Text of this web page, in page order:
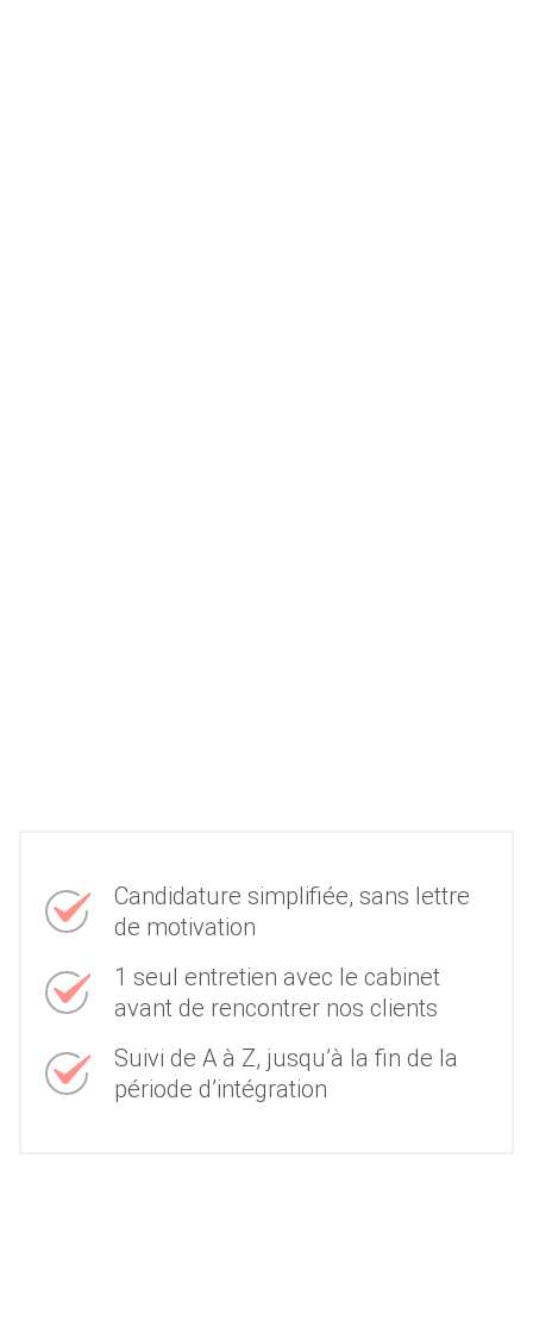
Candidature simplifiée, sans lettre
de motivation
1 seul entretien avec le cabinet
avant de rencontrer nos clients
Suivi de A à Z, jusqu’à la fin de la
période d’intégration